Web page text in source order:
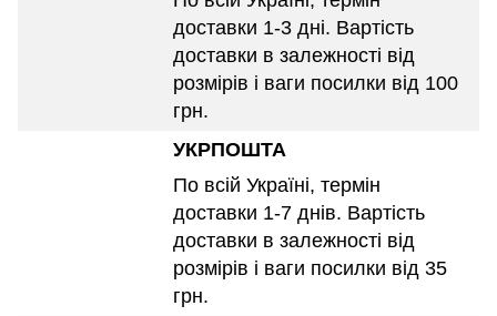
доставки 1-3 дні. Вартість
доставки в залежності від
розмірів і ваги посилки від 100
грн.
УКРПОШТА
По всій Україні, термін
доставки 1-7 днів. Вартість
доставки в залежності від
розмірів і ваги посилки від 35
грн.